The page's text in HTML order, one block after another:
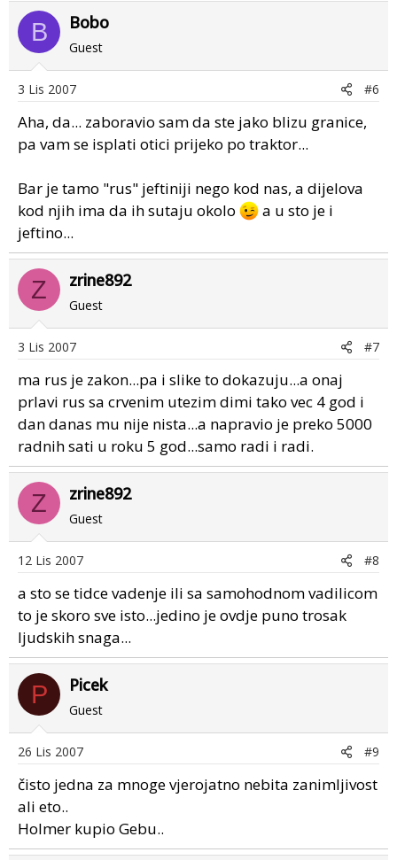
B Bobo
Guest
3 Lis 2007 #6
Aha, da... zaboravio sam da ste jako blizu granice,
pa vam se isplati otici prijeko po traktor...
Bar je tamo "rus" jeftiniji nego kod nas, a dijelova
kod njih ima da ih sutaju okolo
a u sto je i
jeftino...
Z zrine892
Guest
3 Lis 2007 #7
ma rus je zakon...pa i slike to dokazuju...a onaj
prlavi rus sa crvenim utezim dimi tako vec 4 god i
dan danas mu nije nista...a napravio je preko 5000
radnih sati u roku 5 god...samo radi i radi.
Z zrine892
Guest
12 Lis 2007 #8
a sto se tidce vadenje ili sa samohodnom vadilicom
to je skoro sve isto...jedino je ovdje puno trosak
ljudskih snaga...
P Picek
Guest
26 Lis 2007 #9
čisto jedna za mnoge vjerojatno nebita zanimljivost
ali eto..
Holmer kupio Gebu..